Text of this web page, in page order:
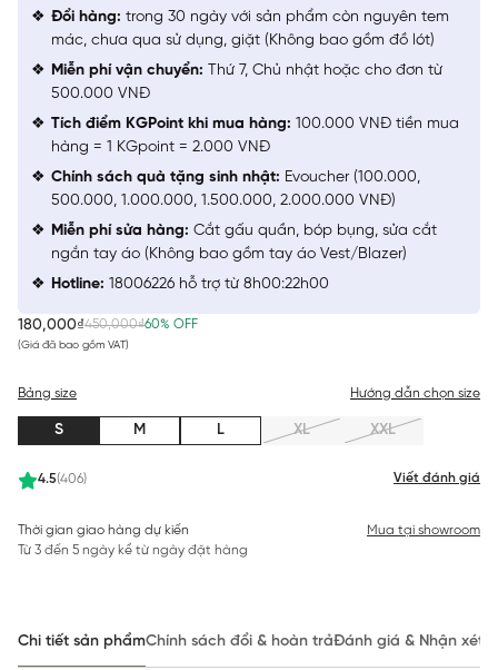
180,000₫450,000₫60% OFF
(Giá đã bao gồm VAT)
4.5(406) Viết đánh giá
Bảng size Hướng dẫn chọn size
S M L XL XXL
Thời gian giao hàng dự kiến
Từ 3 đến 5 ngày kể từ ngày đặt hàng
Mua tại showroom
Đổi hàng: trong 30 ngày với sản phẩm còn nguyên tem
mác, chưa qua sử dụng, giặt (Không bao gồm đồ lót)
Miễn phí vận chuyển: Thứ 7, Chủ nhật hoặc cho đơn từ
500.000 VNĐ
Tích điểm KGPoint khi mua hàng: 100.000 VNĐ tiền mua
hàng = 1 KGpoint = 2.000 VNĐ
Chính sách quà tặng sinh nhật: Evoucher (100.000,
500.000, 1.000.000, 1.500.000, 2.000.000 VNĐ)
Miễn phí sửa hàng: Cắt gấu quần, bóp bụng, sửa cắt
ngắn tay áo (Không bao gồm tay áo Vest/Blazer)
Hotline: 18006226 hỗ trợ từ 8h00:22h00
Chi tiết sản phẩmChính sách đổi & hoàn trảĐánh giá & Nhận xét